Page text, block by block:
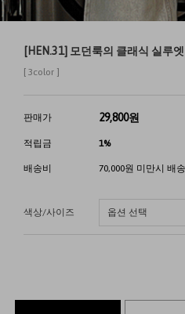
[HEN.31] 모던룩의 클래식 실루
[ 3color ]
판매가 29,800원
적립금 1%
배송비 70,000원 미만시 배
색상/사이즈